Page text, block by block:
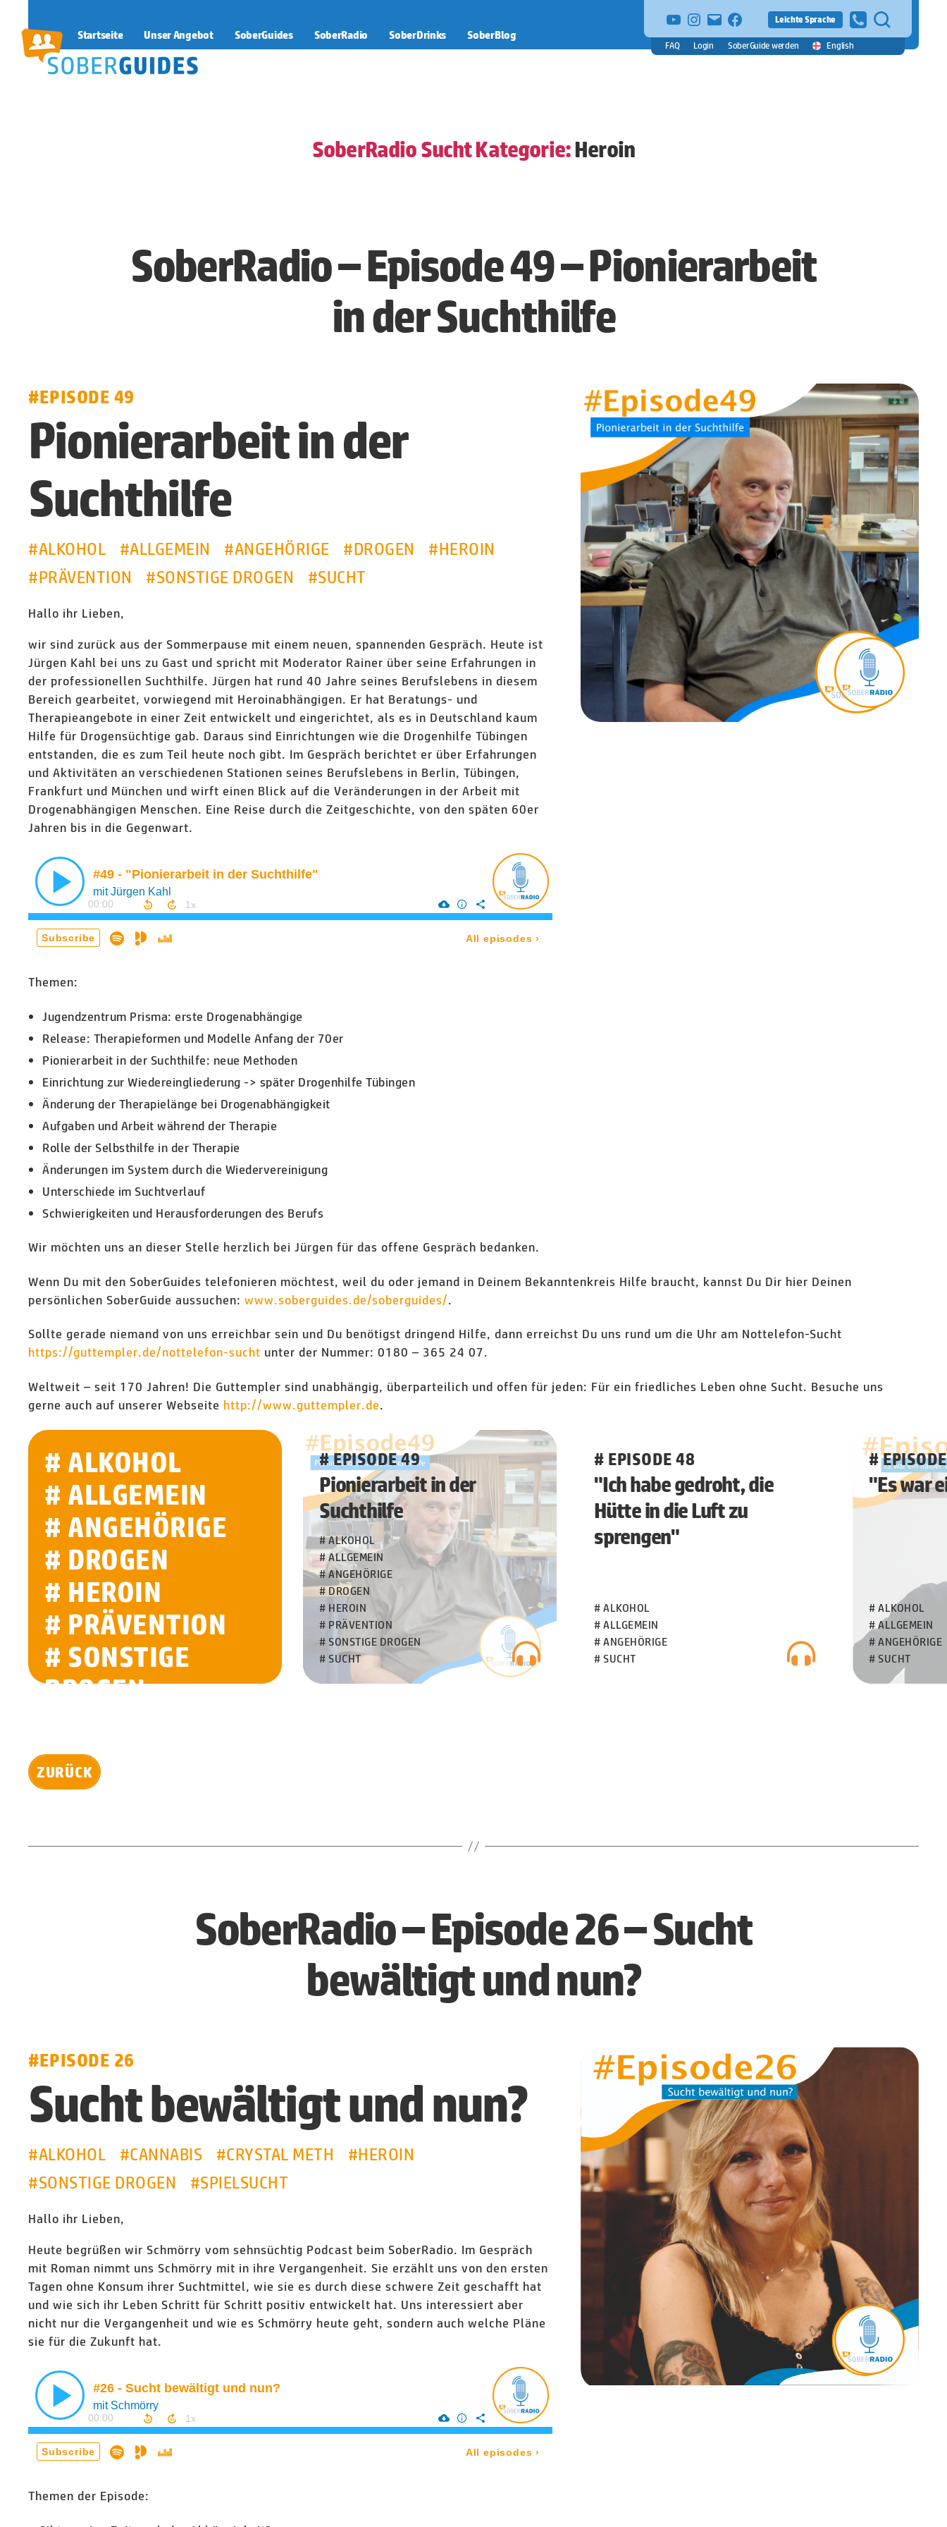
Startseite Unser Angebot SoberGuides SoberRadio SoberDrinks SoberBlog
YouTubeInstagram
E-
Mail
facebook Leichte Sprache
FAQ Login SoberGuide werden English
SoberRadio Sucht Kategorie:Heroin
SoberRadio – Episode 49 – Pionierarbeit
in der Suchthilfe
#EPISODE 49
Pionierarbeit in der
Suchthilfe
#ALKOHOL #ALLGEMEIN #ANGEHÖRIGE #DROGEN
#HEROIN
#PRÄVENTION
#SONSTIGE DROGEN #SUCHT
Hallo ihr Lieben,
wir sind zurück aus der Sommerpause mit einem neuen, spannenden Gespräch. Heute ist
Jürgen Kahl bei uns zu Gast und spricht mit Moderator Rainer über seine Erfahrungen in
der professionellen Suchthilfe. Jürgen hat rund 40 Jahre seines Berufslebens in diesem
Bereich gearbeitet, vorwiegend mit Heroinabhängigen. Er hat Beratungs- und
Therapieangebote in einer Zeit entwickelt und eingerichtet, als es in Deutschland kaum
Hilfe für Drogensüchtige gab. Daraus sind Einrichtungen wie die Drogenhilfe Tübingen
entstanden, die es zum Teil heute noch gibt. Im Gespräch berichtet er über Erfahrungen
und Aktivitäten an verschiedenen Stationen seines Berufslebens in Berlin, Tübingen,
Frankfurt und München und wirft einen Blick auf die Veränderungen in der Arbeit mit
Drogenabhängigen Menschen. Eine Reise durch die Zeitgeschichte, von den späten 60er
Jahren bis in die Gegenwart.
Themen:
Jugendzentrum Prisma: erste Drogenabhängige
Release: Therapieformen und Modelle Anfang der 70er
Pionierarbeit in der Suchthilfe: neue Methoden
Einrichtung zur Wiedereingliederung -> später Drogenhilfe Tübingen
Änderung der Therapielänge bei Drogenabhängigkeit
Aufgaben und Arbeit während der Therapie
Rolle der Selbsthilfe in der Therapie
Änderungen im System durch die Wiedervereinigung
Unterschiede im Suchtverlauf
Schwierigkeiten und Herausforderungen des Berufs
Wir möchten uns an dieser Stelle herzlich bei Jürgen für das offene Gespräch bedanken.
Wenn Du mit den SoberGuides telefonieren möchtest, weil du oder jemand in Deinem Bekanntenkreis Hilfe braucht, kannst Du Dir hier Deinen
persönlichen SoberGuide aussuchen: www.soberguides.de/soberguides/.
Sollte gerade niemand von uns erreichbar sein und Du benötigst dringend Hilfe, dann erreichst Du uns rund um die Uhr am Nottelefon-Sucht
https://guttempler.de/nottelefon-sucht unter der Nummer: 0180 – 365 24 07.
Weltweit – seit 170 Jahren! Die Guttempler sind unabhängig, überparteilich und offen für jeden: Für ein friedliches Leben ohne Sucht. Besuche uns
gerne auch auf unserer Webseite http://www.guttempler.de.
# ALKOHOL
# ALLGEMEIN
# ANGEHÖRIGE
# DROGEN
# HEROIN
# PRÄVENTION
# SONSTIGE
DROGEN
# EPISODE 49
Pionierarbeit in der
Suchthilfe
# ALKOHOL
# ALLGEMEIN
# ANGEHÖRIGE
# DROGEN
# HEROIN
# PRÄVENTION
# SONSTIGE DROGEN
# SUCHT
# EPISODE 48
"Ich habe gedroht, die
Hütte in die Luft zu
sprengen"
# ALKOHOL
# ALLGEMEIN
# ANGEHÖRIGE
# SUCHT
#
"Es war
# ALKOHOL
# ALLGEMEIN
# ANGEHÖRIGE
# SUCHT
ZURÜCK
SoberRadio – Episode 26 – Sucht
bewältigt und nun?
#EPISODE 26
Sucht bewältigt und nun?
#ALKOHOL #CANNABIS #CRYSTAL METH
#HEROIN
#SONSTIGE DROGEN
#SPIELSUCHT
Hallo ihr Lieben,
Heute begrüßen wir Schmörry vom sehnsüchtig Podcast beim SoberRadio. Im Gespräch
mit Roman nimmt uns Schmörry mit in ihre Vergangenheit. Sie erzählt uns von den ersten
Tagen ohne Konsum ihrer Suchtmittel, wie sie es durch diese schwere Zeit geschafft hat
und wie sich ihr Leben Schritt für Schritt positiv entwickelt hat. Uns interessiert aber
nicht nur die Vergangenheit und wie es Schmörry heute geht, sondern auch welche Pläne
sie für die Zukunft hat.
Themen der Episode: